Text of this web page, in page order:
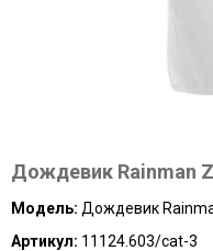
Дождевик Rainman
Модель: Дождевик
Артикул: 11124.603/cat-3